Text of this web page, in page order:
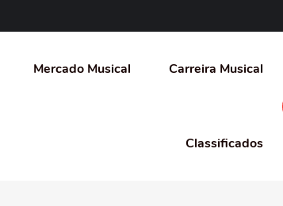
Mercado Musical Carreira Musical
Classificados